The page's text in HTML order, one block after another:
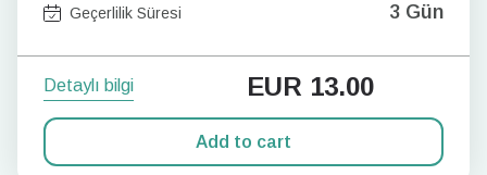
Geçerlilik Süresi 3 Gün
Detaylı bilgi EUR 13.00
Add to cart